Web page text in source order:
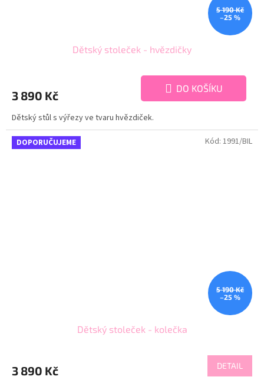
5 190 Kč
–25 %
Dětský stoleček - hvězdičky
3 890 Kč
DO KOŠÍKU
Dětský stůl s výřezy ve tvaru hvězdiček.
DOPORUČUJEME
5 190 Kč
–25 %
Dětský stoleček - kolečka
3 890 Kč DETAIL
Kód: 1991/BIL